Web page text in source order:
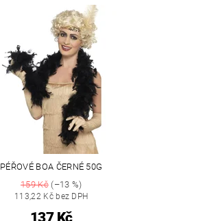
PÉŘOVÉ BOA ČERNÉ 50G
159 Kč(–13 %)
113,22 Kč bez DPH